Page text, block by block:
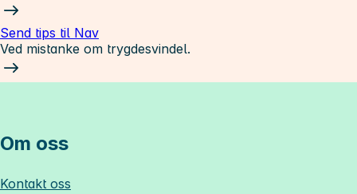
Send tips til Nav
Ved mistanke om trygdesvindel.
Om oss
Kontakt oss